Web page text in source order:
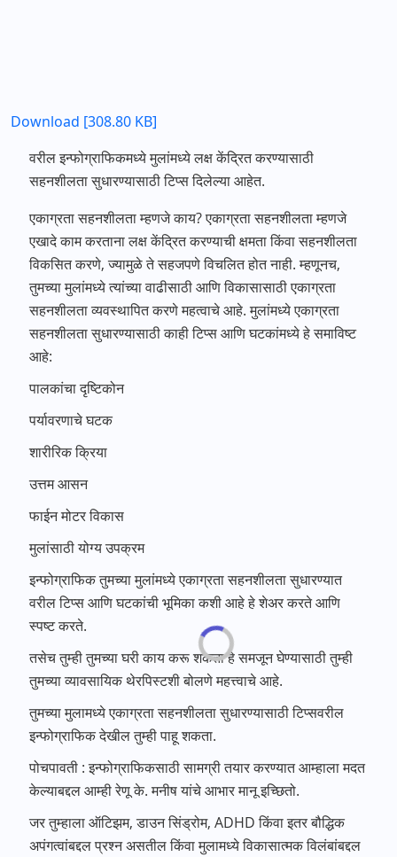
Download [308.80 KB]
वरील इन्फोग्राफिकमध्ये मुलांमध्ये लक्ष केंद्रित करण्यासाठी
सहनशीलता सुधारण्यासाठी टिप्स दिलेल्या आहेत.
एकाग्रता सहनशीलता म्हणजे काय? एकाग्रता सहनशीलता म्हणजे
एखादे काम करताना लक्ष केंद्रित करण्याची क्षमता किंवा सहनशीलता
विकसित करणे, ज्यामुळे ते सहजपणे विचलित होत नाही. म्हणूनच,
तुमच्या मुलांमध्ये त्यांच्या वाढीसाठी आणि विकासासाठी एकाग्रता
सहनशीलता व्यवस्थापित करणे महत्वाचे आहे. मुलांमध्ये एकाग्रता
सहनशीलता सुधारण्यासाठी काही टिप्स आणि घटकांमध्ये हे समाविष्ट
आहे:
पालकांचा दृष्टिकोन
पर्यावरणाचे घटक
शारीरिक क्रिया
उत्तम आसन
फाईन मोटर विकास
मुलांसाठी योग्य उपक्रम
इन्फोग्राफिक तुमच्या मुलांमध्ये एकाग्रता सहनशीलता सुधारण्यात
वरील टिप्स आणि घटकांची भूमिका कशी आहे हे शेअर करते आणि
स्पष्ट करते.
तसेच तुम्ही तुमच्या घरी काय करू शकता हे समजून घेण्यासाठी तुम्ही
तुमच्या व्यावसायिक थेरपिस्टशी बोलणे महत्त्वाचे आहे.
तुमच्या मुलामध्ये एकाग्रता सहनशीलता सुधारण्यासाठी टिप्सवरील
इन्फोग्राफिक देखील तुम्ही पाहू शकता.
पोचपावती : इन्फोग्राफिकसाठी सामग्री तयार करण्यात आम्हाला मदत
केल्याबद्दल आम्ही रेणू के. मनीष यांचे आभार मानू इच्छितो.
जर तुम्हाला ऑटिझम, डाउन सिंड्रोम, ADHD किंवा इतर बौद्धिक
अपंगत्वांबद्दल प्रश्न असतील किंवा मुलामध्ये विकासात्मक विलंबांबद्दल